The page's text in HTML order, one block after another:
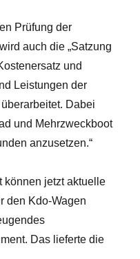
Prüfung der
auch die „Satzung
und
Leistungen der
Dabei
und Mehrzweckboot
anzusetzen.“
können jetzt aktuelle
den Kdo-Wagen
Das lieferte die